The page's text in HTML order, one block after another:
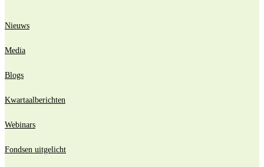
Nieuws
Media
Blogs
Kwartaalberichten
Webinars
Fondsen uitgelicht